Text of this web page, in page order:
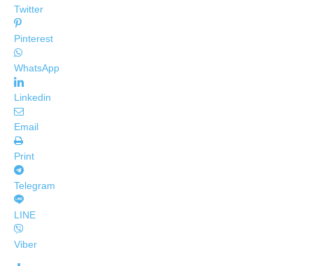
Twitter
Pinterest
WhatsApp
Linkedin
Email
Print
Telegram
LINE
Viber